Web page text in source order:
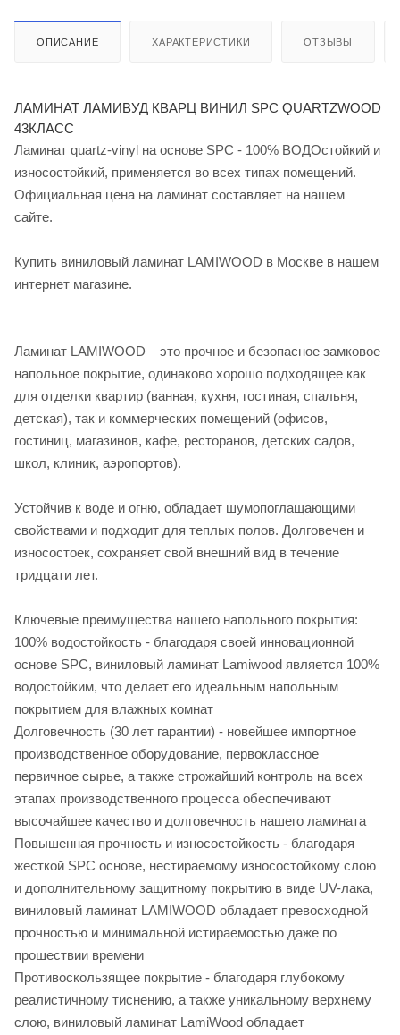
ОПИСАНИЕ ХАРАКТЕРИСТИКИ ОТЗЫВЫ
ЛАМИНАТ ЛАМИВУД КВАРЦ ВИНИЛ SPC QUARTZWOOD
43КЛАСС
Ламинат quartz-vinyl на основе SPC - 100% ВОДОстойкий и
износостойкий, применяется во всех типах помещений.
Официальная цена на ламинат составляет на нашем
сайте.
Купить виниловый ламинат LAMIWOOD в Москве в нашем
интернет магазине.
Ламинат LAMIWOOD – это прочное и безопасное замковое
напольное покрытие, одинаково хорошо подходящее как
для отделки квартир (ванная, кухня, гостиная, спальня,
детская), так и коммерческих помещений (офисов,
гостиниц, магазинов, кафе, ресторанов, детских садов,
школ, клиник, аэропортов).
Устойчив к воде и огню, обладает шумопоглащающими
свойствами и подходит для теплых полов. Долговечен и
износостоек, сохраняет свой внешний вид в течение
тридцати лет.
Ключевые преимущества нашего напольного покрытия:
100% водостойкость - благодаря своей инновационной
основе SPC, виниловый ламинат Lamiwood является 100%
водостойким, что делает его идеальным напольным
покрытием для влажных комнат
Долговечность (30 лет гарантии) - новейшее импортное
производственное оборудование, первоклассное
первичное сырье, а также строжайший контроль на всех
этапах производственного процесса обеспечивают
высочайшее качество и долговечность нашего ламината
Повышенная прочность и износостойкость - благодаря
жесткой SPC основе, нестираемому износостойкому слою
и дополнительному защитному покрытию в виде UV-лака,
виниловый ламинат LAMIWOOD обладает превосходной
прочностью и минимальной истираемостью даже по
прошествии времени
Противоскользящее покрытие - благодаря глубокому
реалистичному тиснению, а также уникальному верхнему
слою, виниловый ламинат LamiWood обладает